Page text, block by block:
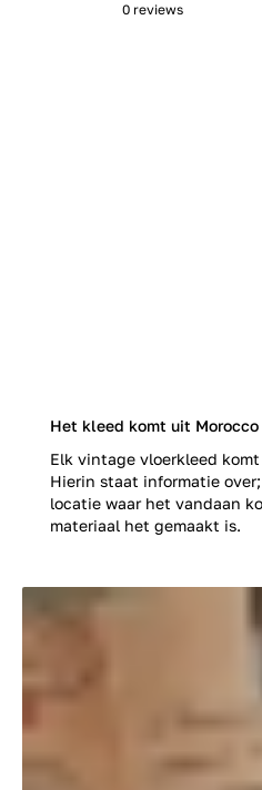
Het kleed komt uit Morocco
Elk vintage vloerkleed
Hierin staat informatie
locatie waar het vandaan
materiaal het gemaakt is.
0 reviews